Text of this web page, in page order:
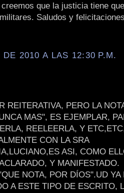
que la justicia tiene
Saludos y
2010 A LAS 12:30 P.M.
REITERATIVA, PERO LA
MAS", ES EJEMPLAR,
REELEERLA, Y
CON LA SRA
ASI, COMO
Y MANIFESTADO.
NOTA, POR DÍOS".UD YA
A ESTE TIPO DE ESCRITO,